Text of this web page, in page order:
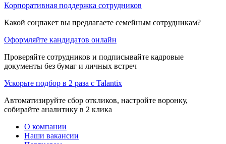
Корпоративная поддержка сотрудников
Какой соцпакет вы предлагаете семейным сотрудникам?
Оформляйте кандидатов онлайн
Проверяйте сотрудников и подписывайте кадровые
документы без бумаг и личных встреч
Ускорьте подбор в 2 раза с Talantix
Автоматизируйте сбор откликов, настройте воронку,
собирайте аналитику в 2 клика
О компании
Наши вакансии